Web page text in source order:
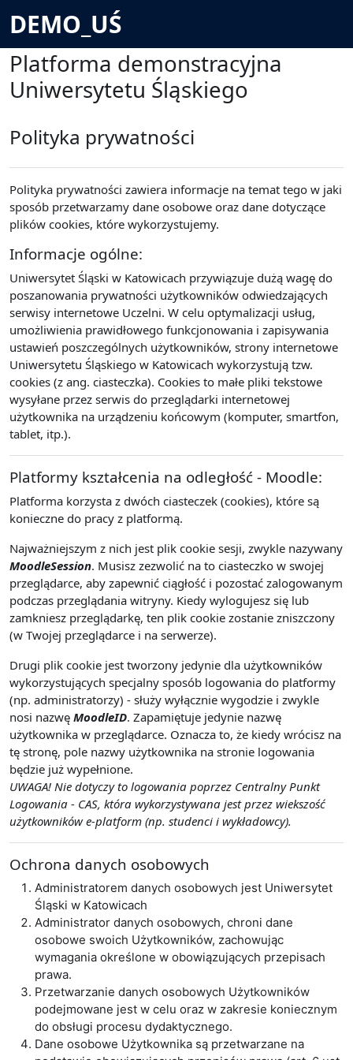
Przejdź do głównej zawartości
DEMO_UŚ
Platforma demonstracyjna
Uniwersytetu Śląskiego
Polityka prywatności
Polityka prywatności zawiera informacje na temat tego w jaki
sposób przetwarzamy dane osobowe oraz dane dotyczące
plików cookies, które wykorzystujemy.
Informacje ogólne:
Uniwersytet Śląski w Katowicach przywiązuje dużą wagę do
poszanowania prywatności użytkowników odwiedzających
serwisy internetowe Uczelni. W celu optymalizacji usług,
umożliwienia prawidłowego funkcjonowania i zapisywania
ustawień poszczególnych użytkowników, strony internetowe
Uniwersytetu Śląskiego w Katowicach wykorzystują tzw.
cookies (z ang. ciasteczka). Cookies to małe pliki tekstowe
wysyłane przez serwis do przeglądarki internetowej
użytkownika na urządzeniu końcowym (komputer, smartfon,
tablet, itp.).
Platformy kształcenia na odległość - Moodle:
Platforma korzysta z dwóch ciasteczek (cookies), które są
konieczne do pracy z platformą.
Najważniejszym z nich jest plik cookie sesji, zwykle nazywany
MoodleSession. Musisz zezwolić na to ciasteczko w swojej
przeglądarce, aby zapewnić ciągłość i pozostać zalogowanym
podczas przeglądania witryny. Kiedy wylogujesz się lub
zamkniesz przeglądarkę, ten plik cookie zostanie zniszczony
(w Twojej przeglądarce i na serwerze).
Drugi plik cookie jest tworzony jedynie dla użytkowników
wykorzystujących specjalny sposób logowania do platformy
(np. administratorzy) - służy wyłącznie wygodzie i zwykle
nosi nazwę MoodleID. Zapamiętuje jedynie nazwę
użytkownika w przeglądarce. Oznacza to, że kiedy wrócisz na
tę stronę, pole nazwy użytkownika na stronie logowania
będzie już wypełnione.
UWAGA! Nie dotyczy to logowania poprzez Centralny Punkt
Logowania - CAS, która wykorzystywana jest przez wiekszość
użytkowników e-platform (np. studenci i wykładowcy).
Ochrona danych osobowych
Administratorem danych osobowych jest Uniwersytet
Śląski w Katowicach
Administrator danych osobowych, chroni dane
osobowe swoich Użytkowników, zachowując
wymagania określone w obowiązujących przepisach
prawa.
Przetwarzanie danych osobowych Użytkowników
podejmowane jest w celu oraz w zakresie koniecznym
do obsługi procesu dydaktycznego.
Dane osobowe Użytkownika są przetwarzane na